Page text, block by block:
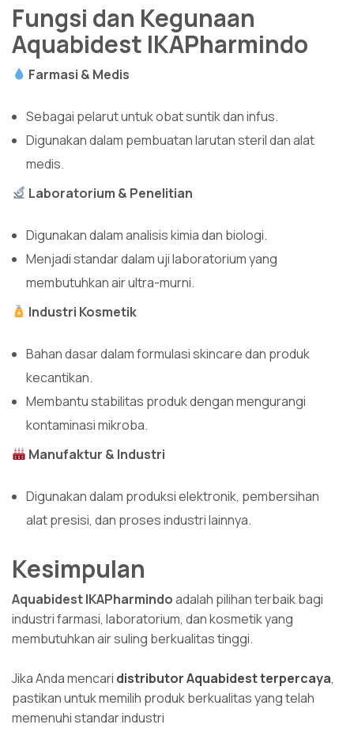
Fungsi dan Kegunaan
Aquabidest IKAPharmindo
Farmasi & Medis
Sebagai pelarut untuk obat suntik dan infus.
Digunakan dalam pembuatan larutan steril dan alat
medis.
Laboratorium & Penelitian
Digunakan dalam analisis kimia dan biologi.
Menjadi standar dalam uji laboratorium yang
membutuhkan air ultra-murni.
Industri Kosmetik
Bahan dasar dalam formulasi skincare dan produk
kecantikan.
Membantu stabilitas produk dengan mengurangi
kontaminasi mikroba.
Manufaktur & Industri
Digunakan dalam produksi elektronik, pembersihan
alat presisi, dan proses industri lainnya.
Kesimpulan
Aquabidest IKAPharmindoadalah pilihan terbaik bagi
industri farmasi, laboratorium, dan kosmetik yang
membutuhkan air suling berkualitas tinggi.
Jika Anda mencari distributor Aquabidest terpercaya,
pastikan untuk memilih produk berkualitas yang telah
memenuhi standar industri